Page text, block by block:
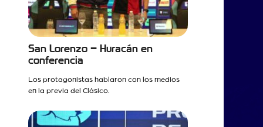
San Lorenzo – Huracán en
conferencia
Los protagonistas hablaron con los medios
en la previa del Clásico.